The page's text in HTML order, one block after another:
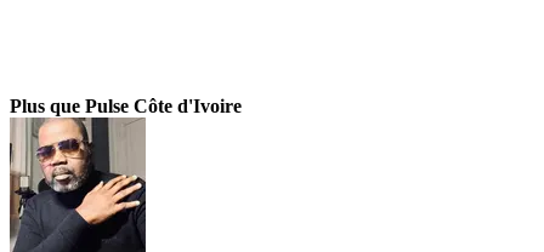
Plus que Pulse Côte d'Ivoire